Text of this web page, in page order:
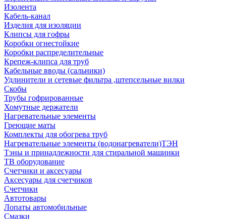
Изолента
Кабель-канал
Изделия для изоляции
Клипсы для гофры
Коробки огнестойкие
Коробки распределительные
Крепеж-клипса для труб
Кабельные вводы (сальники)
Удлинители и сетевые фильтра ,штепсельные вилки
Скобы
Трубы гофрированные
Хомутные держатели
Нагревательные элементы
Греющие маты
Комплекты для обогрева труб
Нагревательные элементы (водонагреватели)ТЭН
Тэны и принадлежности для стиральной машинки
ТВ оборудование
Счетчики и аксесуары
Аксесуары для счетчиков
Счетчики
Автотовары
Лопаты автомобильные
Смазки